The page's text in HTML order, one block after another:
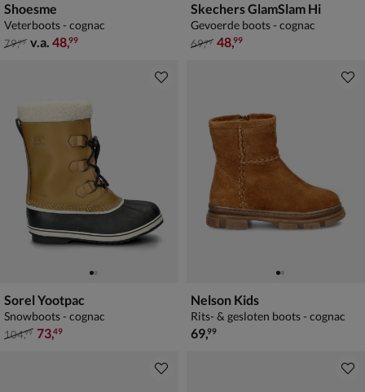
Shoesme
Veterboots - cognac
van € 79,99 vanaf € 48,99
79,99 v.a. 48,99
Skechers GlamSlam Hi
Gevoerde boots - cognac
van € 69,99 voor € 48,99
69,99 48,99
Sorel Yootpac
Snowboots - cognac
van € 104,99 voor € 73,49
104,99 73,49
Nelson Kids
Rits- & gesloten boots - cognac
€ 69,99
69,99